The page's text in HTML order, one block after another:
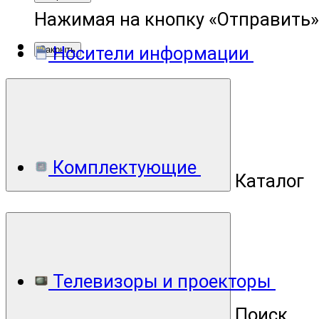
Нажимая на кнопку
Закрыть
Каталог
Носители информации
Комплектующие
Телевизоры и проекторы